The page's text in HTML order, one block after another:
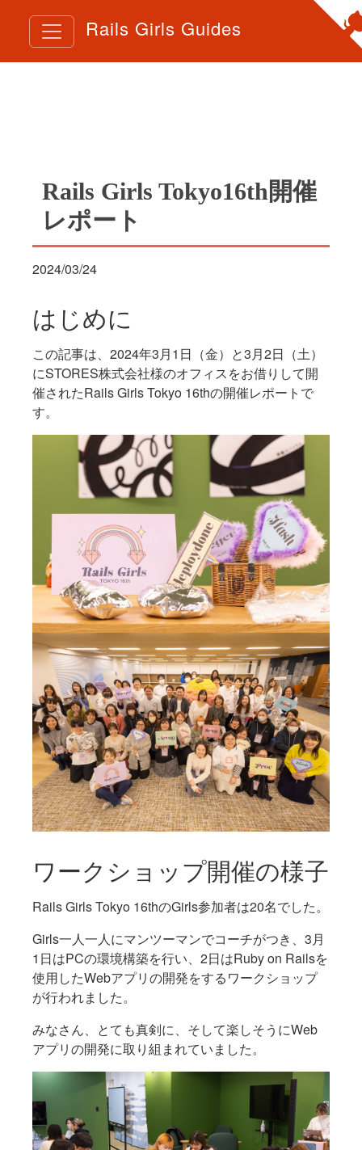
Rails Girls Guides
Rails Girls Tokyo16th開催
レポート
2024/03/24
はじめに
この記事は、2024年3月1日（金）と3月2日（土）
にSTORES株式会社様のオフィスをお借りして開
催されたRails Girls Tokyo 16thの開催レポートで
す。
ワークショップ開催の様子
Rails Girls Tokyo 16thのGirls参加者は20名でした。
Girls一人一人にマンツーマンでコーチがつき、3月
1日はPCの環境構築を行い、2日はRuby on Railsを
使用したWebアプリの開発をするワークショップ
が行われました。
みなさん、とても真剣に、そして楽しそうにWeb
アプリの開発に取り組まれていました。